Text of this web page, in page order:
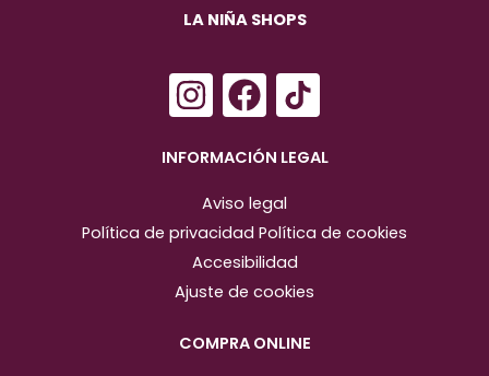
LA NIÑA SHOPS
I
n
s
a
g
r
m
F
a
c
e
b
o
o
INFORMACIÓN LEGAL
Aviso legal
Política de privacidad Política de cookies
Accesibilidad
Ajuste de cookies
COMPRA ONLINE